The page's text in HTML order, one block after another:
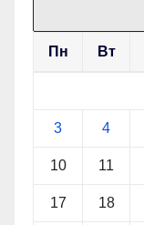
Пн Вт
3 4
10 11
17 18